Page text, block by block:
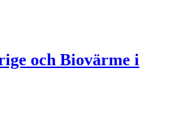
och Biovärme i